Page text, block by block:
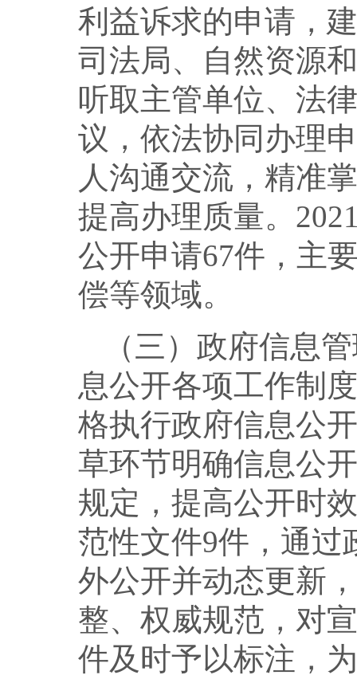
利益诉求的申请，
司法局、自然资源
听取主管单位、法
议，依法协同办理
人沟通交流，精准
提高办理质量。
公开申请67件，主
偿等领域。
（三）政府信息
息公开各项工作制
格执行政府信息公
草环节明确信息公
规定，提高公开时
范性文件9件，通过
外公开并动态更新
整、权威规范，对
件及时予以标注，